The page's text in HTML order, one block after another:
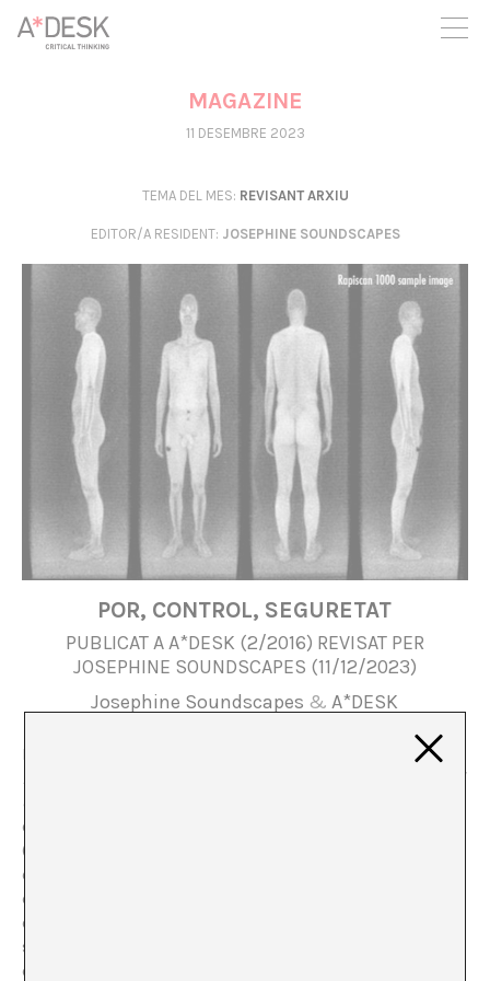
seguim necessitant-te per a poder seguir endavant. Ara pots
participar del projecte i recolzar-lo.
MAGAZINE
11 DESEMBRE 2023
TEMA DEL MES: REVISANT ARXIU
EDITOR/A RESIDENT: JOSEPHINE SOUNDSCAPES
POR, CONTROL, SEGURETAT
PUBLICAT A A*DESK (2/2016) REVISAT PER
JOSEPHINE SOUNDSCAPES (11/12/2023)
Josephine Soundscapes &A*DESK
L’any 2016, a partir de llibre d’Ulrich Beck,
Risikogesellschaft
del Riesgo: Hacia una nueva Modernidad
els riscos que comportava el desenvolupament modern
(riscos socials, econòmics, polítics…), convertits en la
coartada perfecta per a la consolidació de les polítiques
de privatització econòmica i desmantellament de les
estructures socials; de la limitació de les llibertats; del
segrest de la intimitat i del control incrementat en nom
de la seguretat. Tot aquest potencial és ara real.